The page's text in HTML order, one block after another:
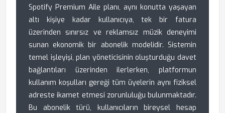
Spotify Premium Aile planı, aynı konutta yaşayan
altı kişiye kadar kullanıcıya, tek bir fatura
üzerinden sınırsız ve reklamsız müzik deneyimi
sunan ekonomik bir abonelik modelidir. Sistemin
temel işleyişi, plan yöneticisinin oluşturduğu davet
bağlantıları üzerinden ilerlerken, platformun
kullanım koşulları gereği tüm üyelerin aynı fiziksel
adreste ikamet etmesi zorunluluğu bulunmaktadır.
Bu abonelik türü, kullanıcıların bireysel hesap